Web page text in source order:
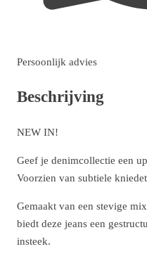
Persoonlijk advies
Beschrijving
NEW IN!
Geef je denimcollectie een
Voorzien van subtiele
Gemaakt van een stevige
biedt deze jeans een
insteek.